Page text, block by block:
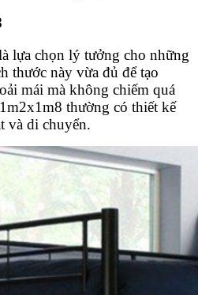
lựa chọn lý tưởng cho những
thước này vừa đủ để tạo
mái mà không chiếm quá
thường có thiết kế
và di chuyển.